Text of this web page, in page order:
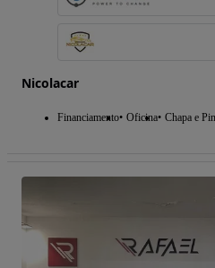
Nicolacar
Financiamento Oficina Chapa e